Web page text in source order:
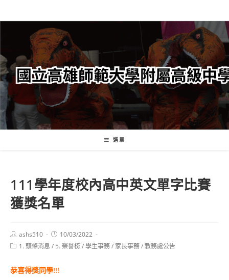
轉
要
內
容
選單
111學年度校內高中英文單字比賽
獲獎名單
Post
author:
ashs510
Post
published:
10/03/2022
Post1. 頭條消息 / 5. 榮譽榜/學生事務/ 家長事務/教務處公告
恭喜得獎同學!!!